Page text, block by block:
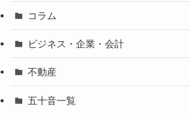
コラム
ビジネス・企業・会計
不動産
五十音一覧